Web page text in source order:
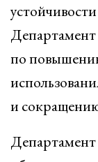
Департамент
по
и